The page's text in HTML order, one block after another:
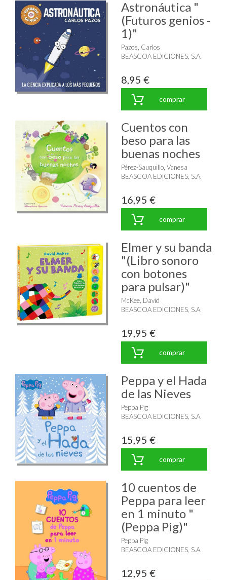
Astronáutica "
(Futuros genios -
1)"
Pazos, Carlos
BEASCOA EDICIONES, S.A.
8,95 €
comprar
Cuentos con
beso para las
buenas noches
Pérez-Sauquillo, Vanesa
BEASCOA EDICIONES, S.A.
16,95 €
comprar
Elmer y su banda
"(Libro sonoro
con botones
para pulsar)"
McKee, David
BEASCOA EDICIONES, S.A.
19,95 €
comprar
Peppa y el Hada
de las Nieves
Peppa Pig
BEASCOA EDICIONES, S.A.
15,95 €
comprar
10 cuentos de
Peppa para leer
en 1 minuto "
(Peppa Pig)"
Peppa Pig
BEASCOA EDICIONES, S.A.
12,95 €